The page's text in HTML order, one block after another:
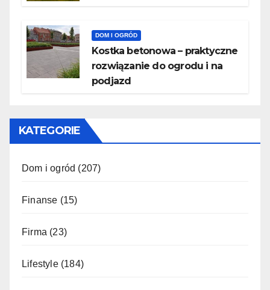
DOM I OGRÓD
Kostka betonowa – praktyczne
rozwiązanie do ogrodu i na
podjazd
KATEGORIE
Dom i ogród (207)
Finanse (15)
Firma (23)
Lifestyle(184)